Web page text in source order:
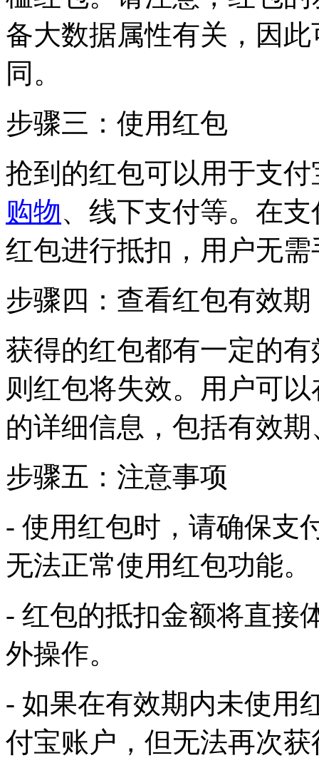
备大数据属性有关，因
同。
步骤三：使用红包
抢到的红包可以用于支
购物、线下支付等。在
红包进行抵扣，用户无
步骤四：查看红包有效期
获得的红包都有一定的
则红包将失效。用户可
的详细信息，包括有效
步骤五：注意事项
- 使用红包时，请确保支
无法正常使用红包功能。
- 红包的抵扣金额将直接
外操作。
- 如果在有效期内未使用
付宝账户，但无法再次